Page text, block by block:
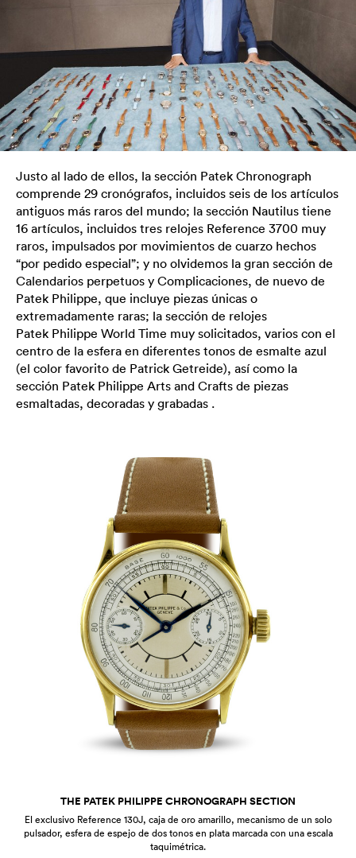
Justo al lado de ellos, la sección Patek Chronograph
comprende 29 cronógrafos, incluidos seis de los artículos
antiguos más raros del mundo; la sección Nautilus tiene
16 artículos, incluidos tres relojes Reference 3700 muy
raros, impulsados ​​​​por movimientos de cuarzo hechos
“por pedido especial”; y no olvidemos la gran sección de
Calendarios perpetuos y Complicaciones, de nuevo de
Patek Philippe, que incluye piezas únicas o
extremadamente raras; la sección de relojes
Patek Philippe World Time muy solicitados, varios con el
centro de la esfera en diferentes tonos de esmalte azul
(el color favorito de Patrick Getreide), así como la
sección Patek Philippe Arts and Crafts de piezas
esmaltadas, decoradas y grabadas .
THE PATEK PHILIPPE CHRONOGRAPH SECTION
El exclusivo Reference 130J, caja de oro amarillo, mecanismo de un solo
pulsador, esfera de espejo de dos tonos en plata marcada con una escala
taquimétrica.